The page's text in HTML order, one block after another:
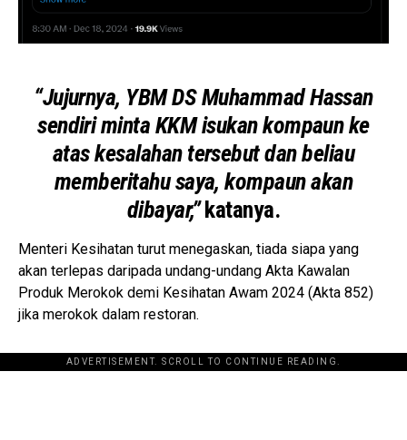
“Jujurnya, YBM DS Muhammad Hassan
sendiri minta KKM isukan kompaun ke
atas kesalahan tersebut dan beliau
memberitahu saya, kompaun akan
dibayar,”katanya.
Menteri Kesihatan turut menegaskan, tiada siapa yang
akan terlepas daripada undang-undang Akta Kawalan
Produk Merokok demi Kesihatan Awam 2024 (Akta 852)
jika merokok dalam restoran.
ADVERTISEMENT. SCROLL TO CONTINUE READING.